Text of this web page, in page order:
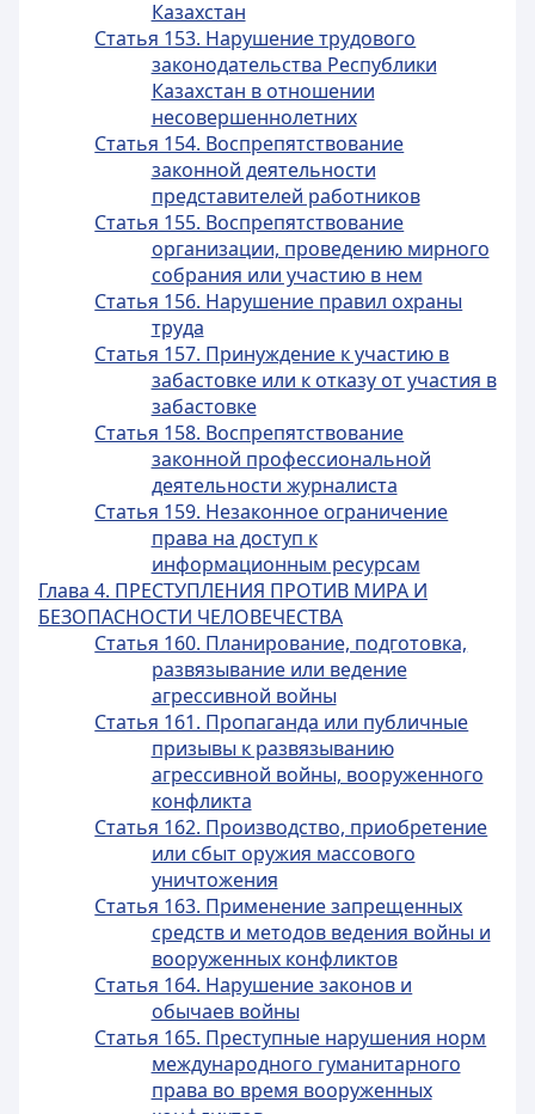
Казахстан
Статья 153. Нарушение трудового
законодательства Республики
Казахстан в отношении
несовершеннолетних
Статья 154. Воспрепятствование
законной деятельности
представителей работников
Статья 155. Воспрепятствование
организации, проведению мирного
собрания или участию в нем
Статья 156. Нарушение правил охраны
труда
Статья 157. Принуждение к участию в
забастовке или к отказу от участия в
забастовке
Статья 158. Воспрепятствование
законной профессиональной
деятельности журналиста
Статья 159. Незаконное ограничение
права на доступ к
информационным ресурсам
Глава 4. ПРЕСТУПЛЕНИЯ ПРОТИВ МИРА И
БЕЗОПАСНОСТИ ЧЕЛОВЕЧЕСТВА
Статья 160. Планирование, подготовка,
развязывание или ведение
агрессивной войны
Статья 161. Пропаганда или публичные
призывы к развязыванию
агрессивной войны, вооруженного
конфликта
Статья 162. Производство, приобретение
или сбыт оружия массового
уничтожения
Статья 163. Применение запрещенных
средств и методов ведения войны и
вооруженных конфликтов
Статья 164. Нарушение законов и
обычаев войны
Статья 165. Преступные нарушения норм
международного гуманитарного
права во время вооруженных